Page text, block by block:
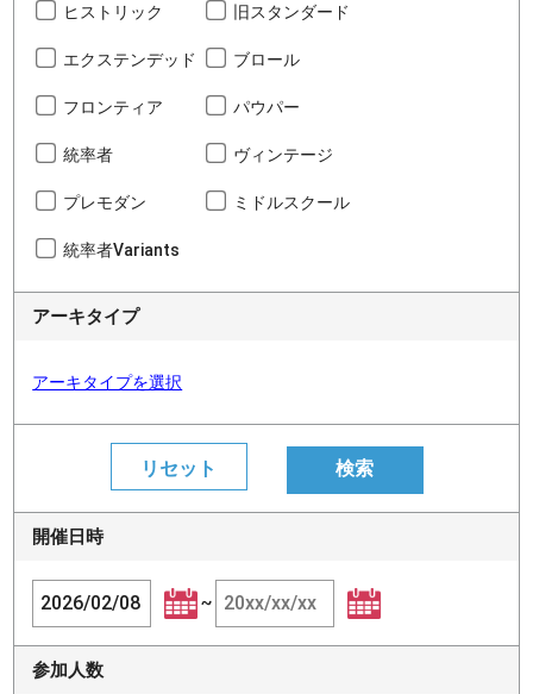
ヒストリック 旧スタンダード
エクステンデッド ブロール
フロンティア パウパー
統率者 ヴィンテージ
プレモダン ミドルスクール
統率者Variants
アーキタイプ
アーキタイプを選択
開催日時
~
参加人数